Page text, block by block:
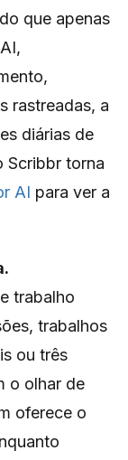
que apenas
rastreadas, a
diárias de
Scribbr torna
AI para ver a
trabalho
trabalhos
ou três
o olhar de
oferece o